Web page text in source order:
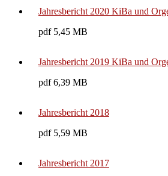
Jahresbericht 2020 KiBa und
pdf 5,45 MB
Jahresbericht 2019 KiBa und
pdf 6,39 MB
Jahresbericht 2018
pdf 5,59 MB
Jahresbericht 2017